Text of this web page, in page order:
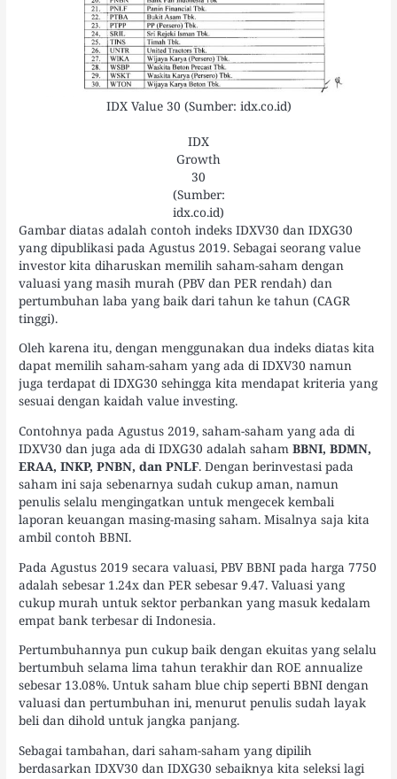
IDX Value 30 (Sumber: idx.co.id)
IDX
Growth
30
(Sumber:
idx.co.id)
Gambar diatas adalah contoh indeks IDXV30 dan IDXG30
yang dipublikasi pada Agustus 2019. Sebagai seorang value
investor kita diharuskan memilih saham-saham dengan
valuasi yang masih murah (PBV dan PER rendah) dan
pertumbuhan laba yang baik dari tahun ke tahun (CAGR
tinggi).
Oleh karena itu, dengan menggunakan dua indeks diatas kita
dapat memilih saham-saham yang ada di IDXV30 namun
juga terdapat di IDXG30 sehingga kita mendapat kriteria yang
sesuai dengan kaidah value investing.
Contohnya pada Agustus 2019, saham-saham yang ada di
IDXV30 dan juga ada di IDXG30 adalah sahamBBNI, BDMN,
ERAA, INKP, PNBN, dan PNLF. Dengan berinvestasi pada
saham ini saja sebenarnya sudah cukup aman, namun
penulis selalu mengingatkan untuk mengecek kembali
laporan keuangan masing-masing saham. Misalnya saja kita
ambil contoh BBNI.
Pada Agustus 2019 secara valuasi, PBV BBNI pada harga 7750
adalah sebesar 1.24x dan PER sebesar 9.47. Valuasi yang
cukup murah untuk sektor perbankan yang masuk kedalam
empat bank terbesar di Indonesia.
Pertumbuhannya pun cukup baik dengan ekuitas yang selalu
bertumbuh selama lima tahun terakhir dan ROE annualize
sebesar 13.08%. Untuk saham blue chip seperti BBNI dengan
valuasi dan pertumbuhan ini, menurut penulis sudah layak
beli dan dihold untuk jangka panjang.
Sebagai tambahan, dari saham-saham yang dipilih
berdasarkan IDXV30 dan IDXG30 sebaiknya kita seleksi lagi